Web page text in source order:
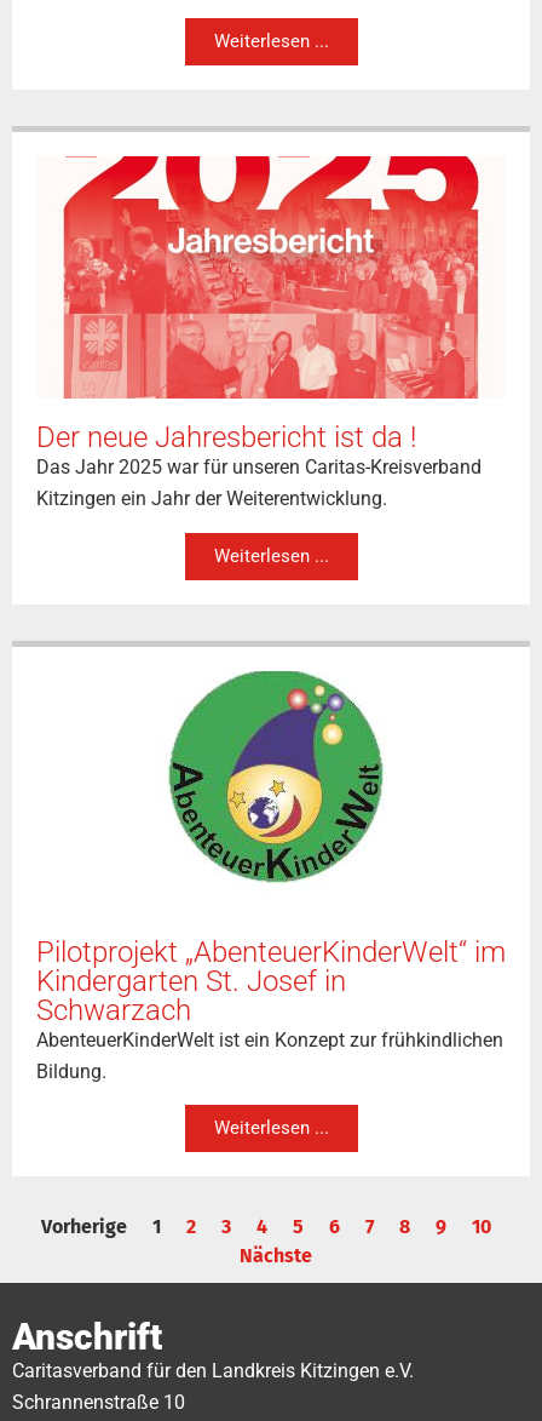
Weiterlesen ...
Der neue Jahresbericht ist da !
Das Jahr 2025 war für unseren Caritas-Kreisverband
Kitzingen ein Jahr der Weiterentwicklung.
Weiterlesen ...
Pilotprojekt „AbenteuerKinderWelt“ im
Kindergarten St. Josef in
Schwarzach
AbenteuerKinderWelt ist ein Konzept zur frühkindlichen
Bildung.
Weiterlesen ...
Vorherige 1 2 3 4 5 6 7 8 9
10
Nächste
Anschrift
Caritasverband für den Landkreis Kitzingen e.V.
Schrannenstraße 10